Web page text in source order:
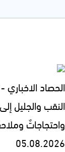
الحصاد
النقب والجليل
واحتجاجاتٌ
05.08.2026